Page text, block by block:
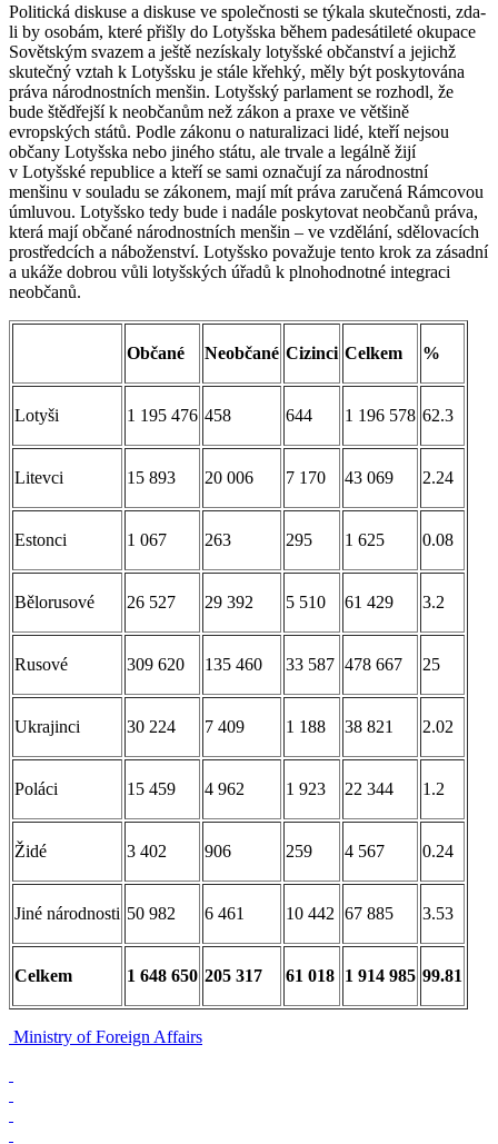
Politická diskuse a diskuse ve společnosti se týkala skutečnosti, zda-
li by osobám, které přišly do Lotyšska během padesátileté okupace
Sovětským svazem a ještě nezískaly lotyšské občanství a jejichž
skutečný vztah k Lotyšsku je stále křehký, měly být poskytována
práva národnostních menšin. Lotyšský parlament se rozhodl, že
bude štědřejší k neobčanům než zákon a praxe ve většině
evropských států. Podle zákonu o naturalizaci lidé, kteří nejsou
občany Lotyšska nebo jiného státu, ale trvale a legálně žijí
v Lotyšské republice a kteří se sami označují za národnostní
menšinu v souladu se zákonem, mají mít práva zaručená Rámcovou
úmluvou. Lotyšsko tedy bude i nadále poskytovat neobčanů práva,
která mají občané národnostních menšin – ve vzdělání, sdělovacích
prostředcích a náboženství. Lotyšsko považuje tento krok za zásadní
a ukáže dobrou vůli lotyšských úřadů k plnohodnotné integraci
neobčanů.
Občané Neobčané Cizinci Celkem %
Lotyši 1 195 476 458 644 1 196 578 62.3
Litevci 15 893 20 006 7 170 43 069 2.24
Estonci 1 067 263 295 1 625 0.08
Bělorusové 26 527 29 392 5 510 61 429 3.2
Rusové 309 620 135 460 33 587 478 667 25
Ukrajinci 30 224 7 409 1 188 38 821 2.02
Poláci 15 459 4 962 1 923 22 344 1.2
Židé 3 402 906 259 4 567 0.24
Jiné národnosti 50 982 6 461 10 442 67 885 3.53
Celkem 1 648 650 205 317 61 018 1 914 985 99.81
Ministry of Foreign Affairs